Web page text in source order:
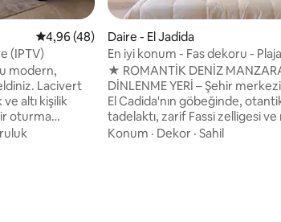
5 üzerinden ortalama 4,96 puan, 48
4,96 (48)
(IPTV)
modern,
Lacivert
altı kişilik
oturma
hızlı
Daire - El Jadida
En iyi konum - Fas dekoru - Plaja
yürüyerek ulaşım
★ ROMANTİK DENİZ
DİNLENME YERİ – Şehir
El Cadida'nın göbeğinde,
tadelaktı, zarif Fassi zelligesi
kesici deniz manzarasıyla güzel
Konum · Dekor · Sahil